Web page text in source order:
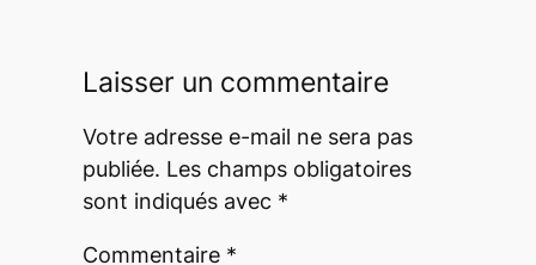
Laisser un commentaire
Votre adresse e-mail ne sera pas
publiée. Les champs obligatoires
sont indiqués avec *
Commentaire *